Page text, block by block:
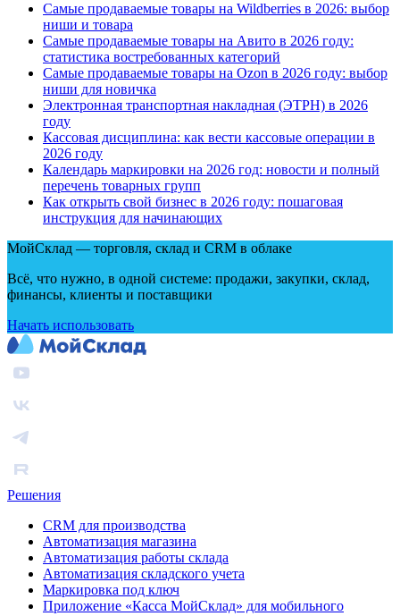
Самые продаваемые товары на Wildberries в 2026: выбор
ниши и товара
Самые продаваемые товары на Авито в 2026 году:
статистика востребованных категорий
Самые продаваемые товары на Ozon в 2026 году: выбор
ниши для новичка
Электронная транспортная накладная (ЭТРН) в 2026
году
Кассовая дисциплина: как вести кассовые операции в
2026 году
Календарь маркировки на 2026 год: новости и полный
перечень товарных групп
Как открыть свой бизнес в 2026 году: пошаговая
инструкция для начинающих
МойСклад — торговля, склад и CRM в облаке
Всё, что нужно, в одной системе: продажи, закупки, склад,
финансы, клиенты и поставщики
Начать использовать
Решения
CRM для производства
Автоматизация магазина
Автоматизация работы склада
Автоматизация складского учета
Маркировка под ключ
Приложение «Касса МойСклад» для мобильного